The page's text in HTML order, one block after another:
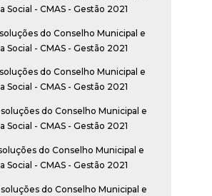
Social - CMAS - Gestão 2021
do Conselho Municipal e
Social - CMAS - Gestão 2021
do Conselho Municipal e
Social - CMAS - Gestão 2021
do Conselho Municipal e
Social - CMAS - Gestão 2021
do Conselho Municipal e
Social - CMAS - Gestão 2021
do Conselho Municipal e